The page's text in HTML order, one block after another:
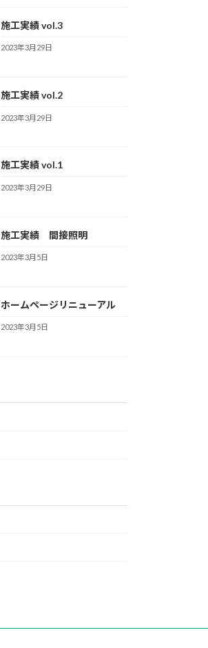
施工実績 vol.3
2023年3月29日
施工実績 vol.2
2023年3月29日
施工実績 vol.1
2023年3月29日
施工実績 間接照明
2023年3月5日
ホームページリニューアル
2023年3月5日